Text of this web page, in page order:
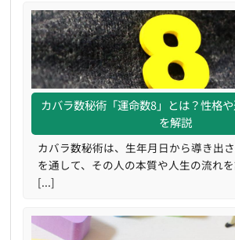
カバラ数秘術「運命数8」とは？性格
を解説
カバラ数秘術は、生年月日から導き出さ
を通して、その人の本質や人生の流れ
[...]